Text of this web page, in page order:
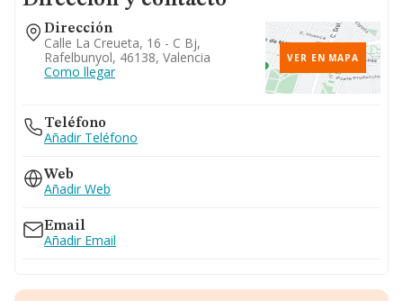
Dirección
Calle La Creueta, 16 - C Bj,
Rafelbunyol, 46138, Valencia
Como llegar
VER EN MAPA
Teléfono
Añadir Teléfono
Web
Añadir Web
Email
Añadir Email